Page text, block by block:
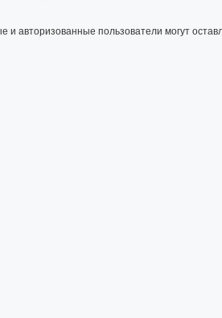
и авторизованные пользователи могут